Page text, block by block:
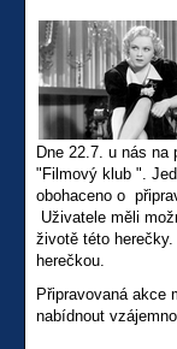
Dne 22.7. u nás na
"Filmový klub ".
obohaceno o
Uživatele měli
životě této
herečkou.
Připravovaná akce
nabídnout